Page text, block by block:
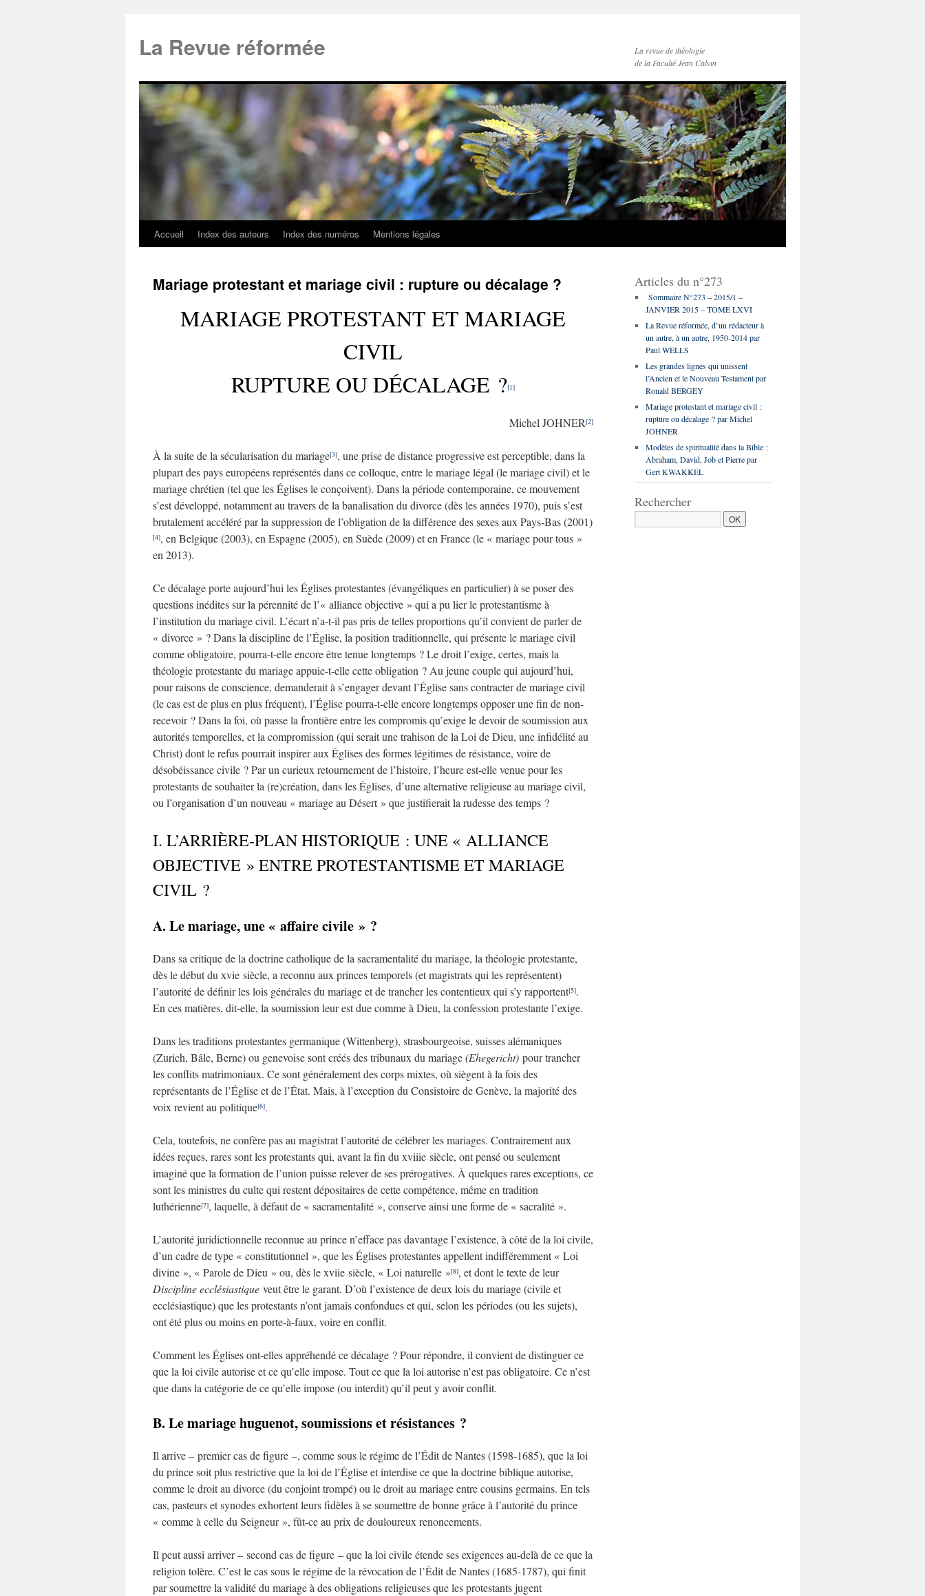
La Revue réformée
La revue de théologie
de la Faculté Jean Calvin
Accueil Index des auteurs Index des numéros Mentions légales
Mariage protestant et mariage civil : rupture ou décalage ?
MARIAGE PROTESTANT ET MARIAGE
CIVIL
RUPTURE OU DÉCALAGE ?[1]
Michel JOHNER[2]
À la suite de la sécularisation du mariage[3], une prise de distance progressive est perceptible, dans la
plupart des pays européens représentés dans ce colloque, entre le mariage légal (le mariage civil) et le
mariage chrétien (tel que les Églises le conçoivent). Dans la période contemporaine, ce mouvement
s’est développé, notamment au travers de la banalisation du divorce (dès les années 1970), puis s’est
brutalement accéléré par la suppression de l’obligation de la différence des sexes aux Pays-Bas (2001)
[4], en Belgique (2003), en Espagne (2005), en Suède (2009) et en France (le « mariage pour tous »
en 2013).
Ce décalage porte aujourd’hui les Églises protestantes (évangéliques en particulier) à se poser des
questions inédites sur la pérennité de l’« alliance objective » qui a pu lier le protestantisme à
l’institution du mariage civil. L’écart n’a-t-il pas pris de telles proportions qu’il convient de parler de
« divorce » ? Dans la discipline de l’Église, la position traditionnelle, qui présente le mariage civil
comme obligatoire, pourra-t-elle encore être tenue longtemps ? Le droit l’exige, certes, mais la
théologie protestante du mariage appuie-t-elle cette obligation ? Au jeune couple qui aujourd’hui,
pour raisons de conscience, demanderait à s’engager devant l’Église sans contracter de mariage civil
(le cas est de plus en plus fréquent), l’Église pourra-t-elle encore longtemps opposer une fin de non-
recevoir ? Dans la foi, où passe la frontière entre les compromis qu’exige le devoir de soumission aux
autorités temporelles, et la compromission (qui serait une trahison de la Loi de Dieu, une infidélité au
Christ) dont le refus pourrait inspirer aux Églises des formes légitimes de résistance, voire de
désobéissance civile ? Par un curieux retournement de l’histoire, l’heure est-elle venue pour les
protestants de souhaiter la (re)création, dans les Églises, d’une alternative religieuse au mariage civil,
ou l’organisation d’un nouveau « mariage au Désert » que justifierait la rudesse des temps ?
I. L’ARRIÈRE-PLAN HISTORIQUE : UNE « ALLIANCE
OBJECTIVE » ENTRE PROTESTANTISME ET MARIAGE
CIVIL ?
A. Le mariage, une « affaire civile » ?
Dans sa critique de la doctrine catholique de la sacramentalité du mariage, la théologie protestante,
dès le début du xvie siècle, a reconnu aux princes temporels (et magistrats qui les représentent)
l’autorité de définir les lois générales du mariage et de trancher les contentieux qui s’y rapportent[5].
En ces matières, dit-elle, la soumission leur est due comme à Dieu, la confession protestante l’exige.
Dans les traditions protestantes germanique (Wittenberg), strasbourgeoise, suisses alémaniques
(Zurich, Bâle, Berne) ou genevoise sont créés des tribunaux du mariage(Ehegericht) pour trancher
les conflits matrimoniaux. Ce sont généralement des corps mixtes, où siègent à la fois des
représentants de l’Église et de l’État. Mais, à l’exception du Consistoire de Genève, la majorité des
voix revient au politique[6].
Cela, toutefois, ne confère pas au magistrat l’autorité de célébrer les mariages. Contrairement aux
idées reçues, rares sont les protestants qui, avant la fin du xviiie siècle, ont pensé ou seulement
imaginé que la formation de l’union puisse relever de ses prérogatives. À quelques rares exceptions, ce
sont les ministres du culte qui restent dépositaires de cette compétence, même en tradition
luthérienne[7], laquelle, à défaut de « sacramentalité », conserve ainsi une forme de « sacralité ».
L’autorité juridictionnelle reconnue au prince n’efface pas davantage l’existence, à côté de la loi civile,
d’un cadre de type « constitutionnel », que les Églises protestantes appellent indifféremment « Loi
divine », « Parole de Dieu » ou, dès le xviie siècle, « Loi naturelle »[8], et dont le texte de leur
Discipline ecclésiastique veut être le garant. D’où l’existence de deux lois du mariage (civile et
ecclésiastique) que les protestants n’ont jamais confondues et qui, selon les périodes (ou les sujets),
ont été plus ou moins en porte-à-faux, voire en conflit.
Comment les Églises ont-elles appréhendé ce décalage ? Pour répondre, il convient de distinguer ce
que la loi civile autorise et ce qu’elle impose. Tout ce que la loi autorise n’est pas obligatoire. Ce n’est
que dans la catégorie de ce qu’elle impose (ou interdit) qu’il peut y avoir conflit.
B. Le mariage huguenot, soumissions et résistances ?
Il arrive – premier cas de figure –, comme sous le régime de l’Édit de Nantes (1598-1685), que la loi
du prince soit plus restrictive que la loi de l’Église et interdise ce que la doctrine biblique autorise,
comme le droit au divorce (du conjoint trompé) ou le droit au mariage entre cousins germains. En tels
cas, pasteurs et synodes exhortent leurs fidèles à se soumettre de bonne grâce à l’autorité du prince
« comme à celle du Seigneur », fût-ce au prix de douloureux renoncements.
Il peut aussi arriver – second cas de figure – que la loi civile étende ses exigences au-delà de ce que la
religion tolère. C’est le cas sous le régime de la révocation de l’Édit de Nantes (1685-1787), qui finit
par soumettre la validité du mariage à des obligations religieuses que les protestants jugent
Articles du n°273
Sommaire N°273 – 2015/1 –
JANVIER 2015 – TOME LXVI
La Revue réformée, d’un rédacteur à
un autre, à un autre, 1950-2014 par
Paul WELLS
Les grandes lignes qui unissent
l’Ancien et le Nouveau Testament par
Ronald BERGEY
Mariage protestant et mariage civil :
rupture ou décalage ? par Michel
JOHNER
Modèles de spiritualité dans la Bible :
Abraham, David, Job et Pierre par
Gert KWAKKEL
Rechercher